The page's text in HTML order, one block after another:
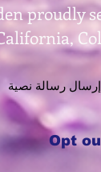
proudly
Opt